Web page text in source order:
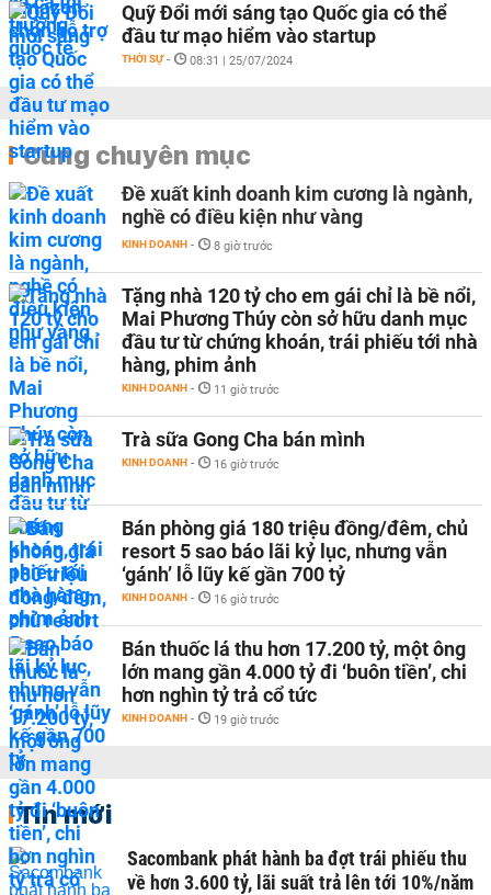
Quỹ Đổi mới sáng tạo Quốc gia có thể
đầu tư mạo hiểm vào startup
THỜI SỰ - 08:31 | 25/07/2024
Cùng chuyên mục
Đề xuất kinh doanh kim cương là ngành,
nghề có điều kiện như vàng
KINH DOANH - 8 giờ trước
Tặng nhà 120 tỷ cho em gái chỉ là bề nổi,
Mai Phương Thúy còn sở hữu danh mục
đầu tư từ chứng khoán, trái phiếu tới nhà
hàng, phim ảnh
KINH DOANH - 11 giờ trước
Trà sữa Gong Cha bán mình
KINH DOANH - 16 giờ trước
Bán phòng giá 180 triệu đồng/đêm, chủ
resort 5 sao báo lãi kỷ lục, nhưng vẫn
‘gánh’ lỗ lũy kế gần 700 tỷ
KINH DOANH - 16 giờ trước
Bán thuốc lá thu hơn 17.200 tỷ, một ông
lớn mang gần 4.000 tỷ đi ‘buôn tiền’, chi
hơn nghìn tỷ trả cổ tức
KINH DOANH - 19 giờ trước
Tin mới
Sacombank phát hành ba đợt trái phiếu thu
về hơn 3.600 tỷ, lãi suất trả lên tới 10%/năm